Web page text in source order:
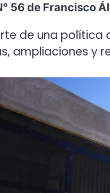
56 de Francisco
de una
ampliaciones y